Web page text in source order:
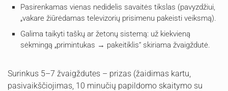
Pasirenkamas vienas nedidelis savaitės tikslas (pavyzdžiui,
„vakare žiūrėdamas televizorių prisimenu pakeisti veiksmą).
Galima taikyti taškų ar žetonų sistemą: už kiekvieną
sėkmingą „primintukas → pakeitiklis“ skiriama žvaigždutė.
Surinkus 5–7 žvaigždutes – prizas (žaidimas kartu,
pasivaikščiojimas, 10 minučių papildomo skaitymo su